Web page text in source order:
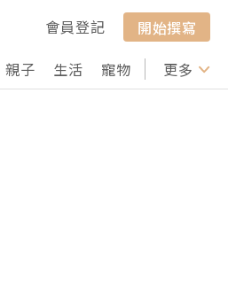
會員登記
開始撰寫
親子 生活 寵物 行山 打卡
更多